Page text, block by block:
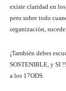
existe claridad en
pero sobre todo
organización,
¡También debes
SOSTENIBLE, y SI
a los 17ODS.